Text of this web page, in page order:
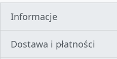
Informacje
Dostawa i płatności